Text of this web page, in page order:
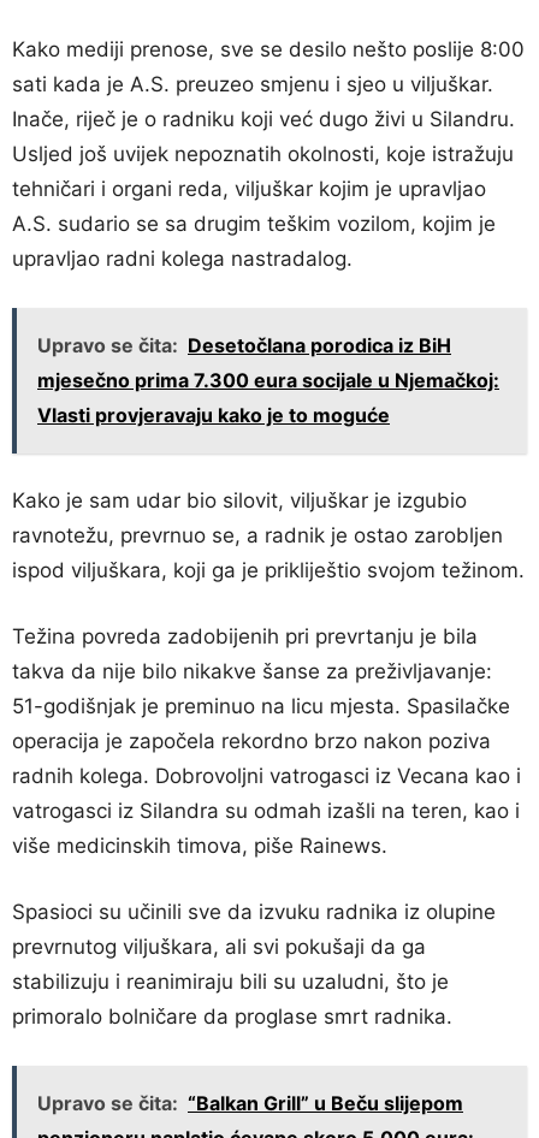
Kako mediji prenose, sve se desilo nešto poslije 8:00
sati kada je A.S. preuzeo smjenu i sjeo u viljuškar.
Inače, riječ je o radniku koji već dugo živi u Silandru.
Usljed još uvijek nepoznatih okolnosti, koje istražuju
tehničari i organi reda, viljuškar kojim je upravljao
A.S. sudario se sa drugim teškim vozilom, kojim je
upravljao radni kolega nastradalog.
Upravo se čita: Desetočlana porodica iz BiH
mjesečno prima 7.300 eura socijale u Njemačkoj:
Vlasti provjeravaju kako je to moguće
Kako je sam udar bio silovit, viljuškar je izgubio
ravnotežu, prevrnuo se, a radnik je ostao zarobljen
ispod viljuškara, koji ga je prikliještio svojom težinom.
Težina povreda zadobijenih pri prevrtanju je bila
takva da nije bilo nikakve šanse za preživljavanje:
51-godišnjak je preminuo na licu mjesta. Spasilačke
operacija je započela rekordno brzo nakon poziva
radnih kolega. Dobrovoljni vatrogasci iz Vecana kao i
vatrogasci iz Silandra su odmah izašli na teren, kao i
više medicinskih timova, piše Rainews.
Spasioci su učinili sve da izvuku radnika iz olupine
prevrnutog viljuškara, ali svi pokušaji da ga
stabilizuju i reanimiraju bili su uzaludni, što je
primoralo bolničare da proglase smrt radnika.
Upravo se čita: “Balkan Grill” u Beču slijepom